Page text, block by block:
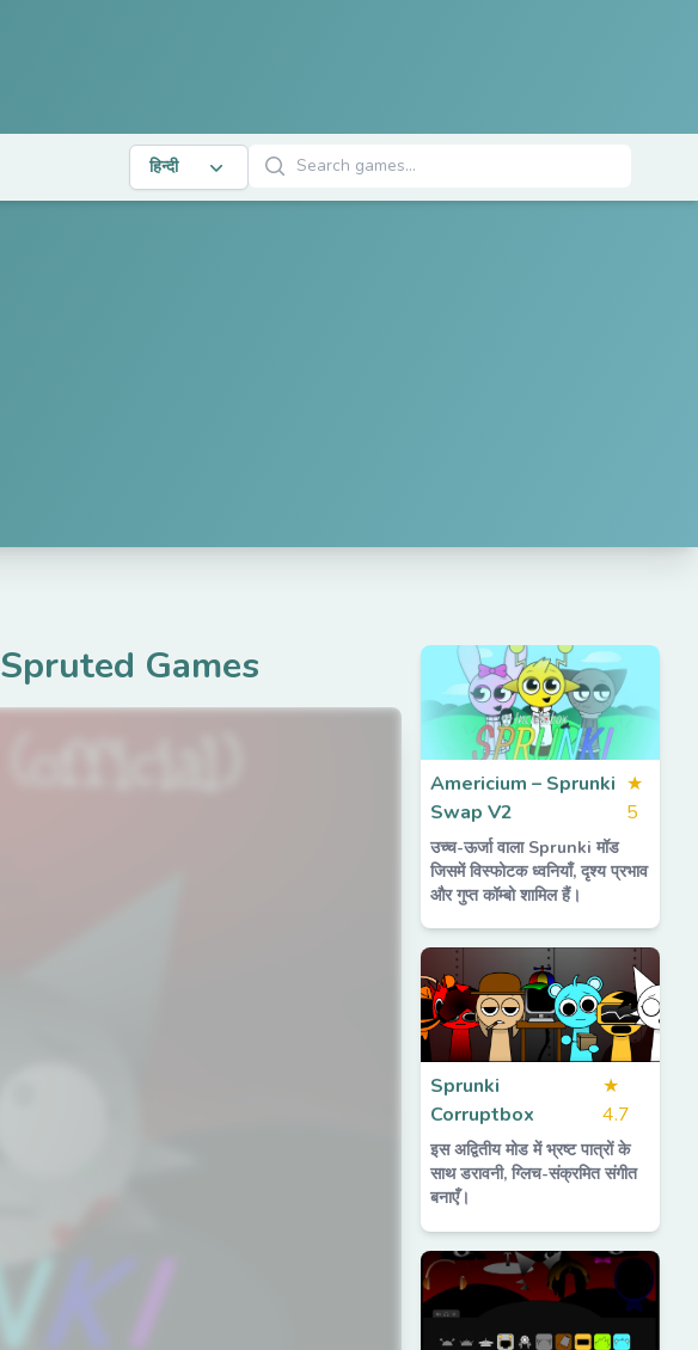
हिन्दी खेल खोजें
Spruted Games
Americium – Sprunki
Swap V2
★
5
उच्च-ऊर्जा वाला Sprunki मॉड
जिसमें विस्फोटक ध्वनियाँ, दृश्य प्रभाव
और गुप्त कॉम्बो शामिल हैं।
Sprunki
Corruptbox
★
4.7
इस अद्वितीय मोड में भ्रष्ट पात्रों के
साथ डरावनी, ग्लिच-संक्रमित संगीत
बनाएँ।